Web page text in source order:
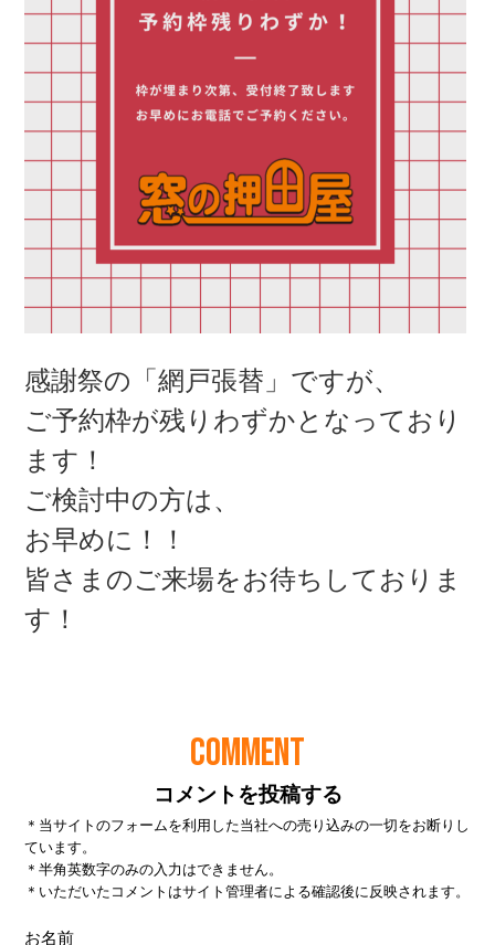
COMMENT
コメントを投稿する
＊当サイトのフォームを利用した当社への売り込みの一切をお断りし
ています。
＊半角英数字のみの入力はできません。
＊いただいたコメントはサイト管理者による確認後に反映されます。
お名前